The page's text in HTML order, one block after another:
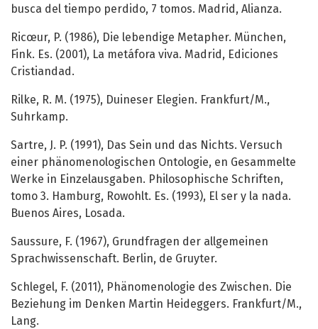
busca del tiempo perdido, 7 tomos. Madrid, Alianza.
Ricœur, P. (1986), Die lebendige Metapher. München,
Fink. Es. (2001), La metáfora viva. Madrid, Ediciones
Cristiandad.
Rilke, R. M. (1975), Duineser Elegien. Frankfurt/M.,
Suhrkamp.
Sartre, J. P. (1991), Das Sein und das Nichts. Versuch
einer phänomenologischen Ontologie, en Gesammelte
Werke in Einzelausgaben. Philosophische Schriften,
tomo 3. Hamburg, Rowohlt. Es. (1993), El ser y la nada.
Buenos Aires, Losada.
Saussure, F. (1967), Grundfragen der allgemeinen
Sprachwissenschaft. Berlin, de Gruyter.
Schlegel, F. (2011), Phänomenologie des Zwischen. Die
Beziehung im Denken Martin Heideggers. Frankfurt/M.,
Lang.